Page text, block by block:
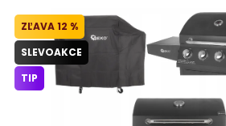
Príslušenstvo pre automobily
Vybavenie a hračky pre deti
12 %
SLEVOAKCE
TIP